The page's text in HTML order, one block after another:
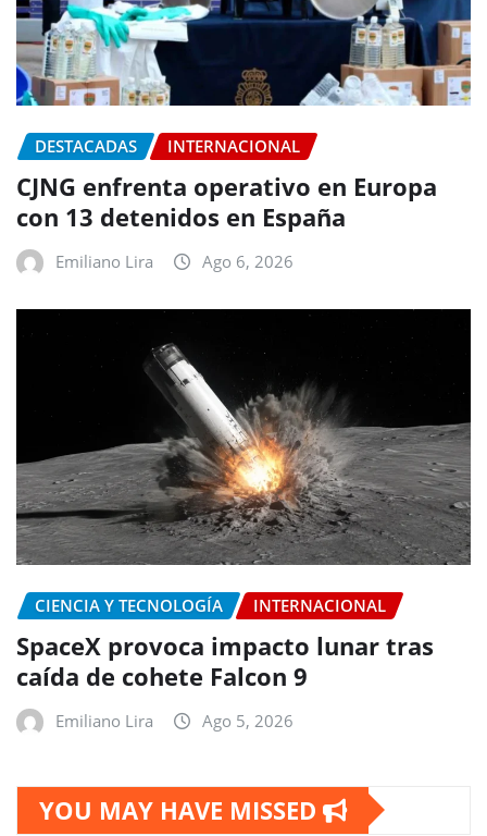
DESTACADAS INTERNACIONAL
CJNG enfrenta operativo en Europa
con 13 detenidos en España
Emiliano Lira Ago 6, 2026
CIENCIA Y TECNOLOGÍA INTERNACIONAL
SpaceX provoca impacto lunar tras
caída de cohete Falcon 9
Emiliano Lira Ago 5, 2026
YOU MAY HAVE MISSED